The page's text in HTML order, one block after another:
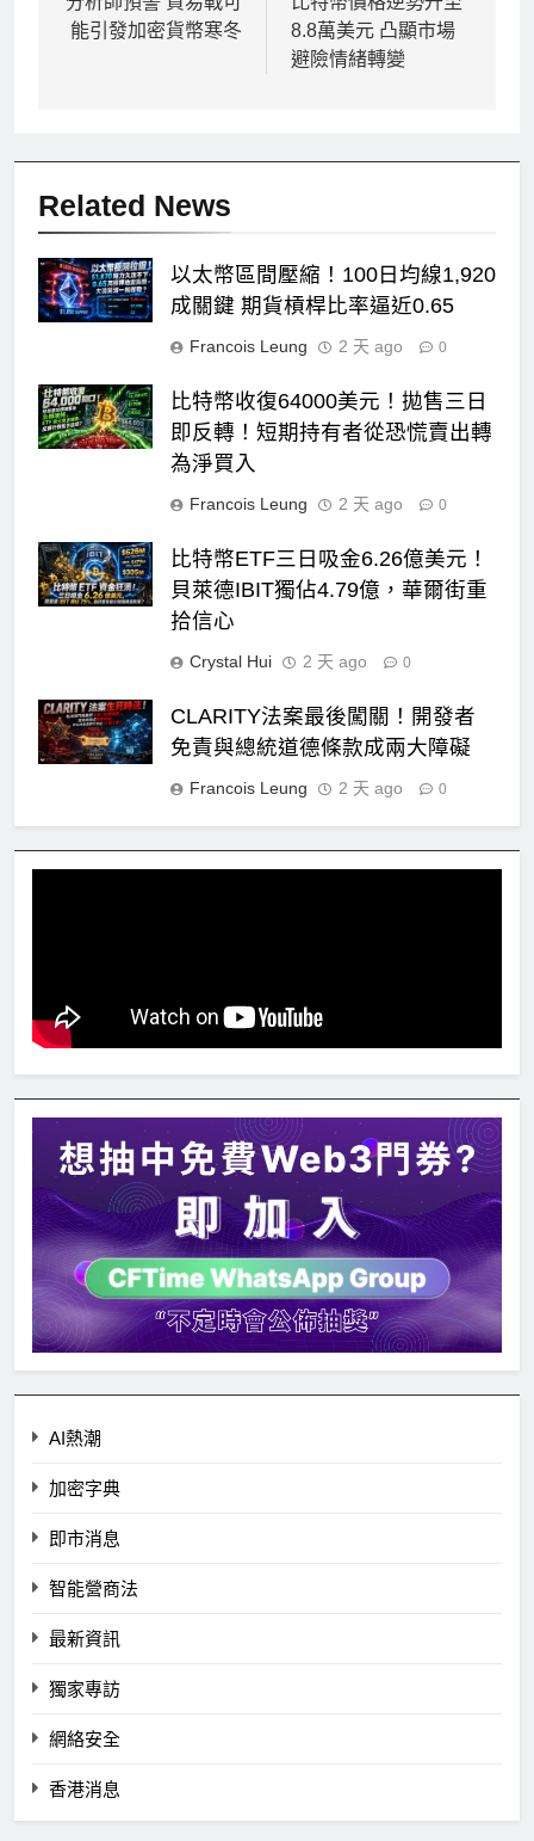
章
導
能引發加密貨幣寒冬
8.8萬美元 凸顯市場
避險情緒轉變
Related News
以太幣區間壓縮！100日均線1,920
成關鍵 期貨槓桿比率逼近0.65
Francois Leung 2 天 ago 0
比特幣收復64000美元！拋售三日
即反轉！短期持有者從恐慌賣出轉
為淨買入
Francois Leung 2 天 ago 0
比特幣ETF三日吸金6.26億美元！
貝萊德IBIT獨佔4.79億，華爾街重
拾信心
Crystal Hui 2 天 ago 0
CLARITY法案最後闖關！開發者
免責與總統道德條款成兩大障礙
Francois Leung 2 天 ago 0
AI熱潮
加密字典
即市消息
智能營商法
最新資訊
獨家專訪
網絡安全
香港消息